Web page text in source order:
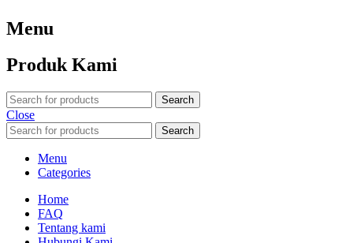
Menu
Produk Kami
Search
Close
Search
Menu
Categories
Home
FAQ
Tentang kami